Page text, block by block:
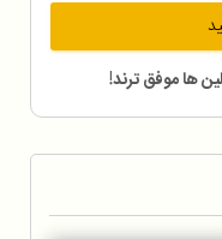
ها موفق ترند!